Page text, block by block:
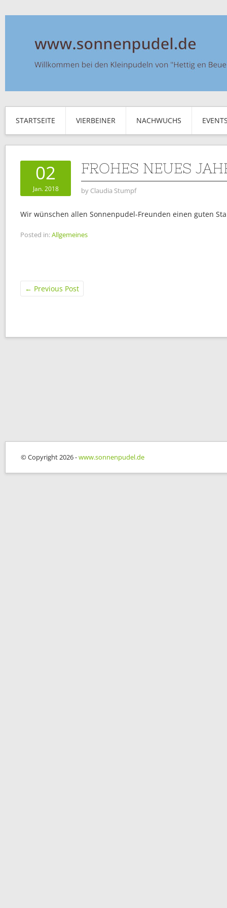
STARTSEITE VIERBEINER NACHWUCHS
02
Jan. 2018
FROHES NEUES
by Claudia Stumpf
Wir wünschen allen Sonnenpudel-Freunden einen guten
Posted in:Allgemeines
← Previous Post
© Copyright 2026 -www.sonnenpudel.de